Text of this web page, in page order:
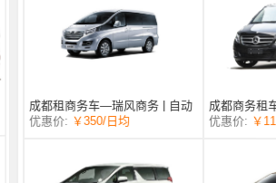
成都租商务车—瑞风商务 | 自动
挡 | 7座
优惠价: ￥350/日均
成都商务租
挡 |
优惠价: ￥